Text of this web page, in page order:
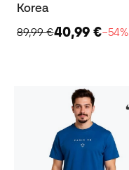
Korea
89,99 €40,99 €−54%